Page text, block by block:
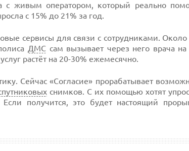
с живым оператором, который реально
с 15% до 21% за год.
сервисы для связи с сотрудниками. Около
ДМС сам вызывает через него врача
услуг растёт на 20-30% ежемесячно.
Сейчас «Согласие» прорабатывает
снимков. С их помощью хотят
Если получится, это будет настоящий